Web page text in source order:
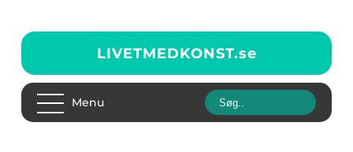
LIVETMEDKONST.se
Menu